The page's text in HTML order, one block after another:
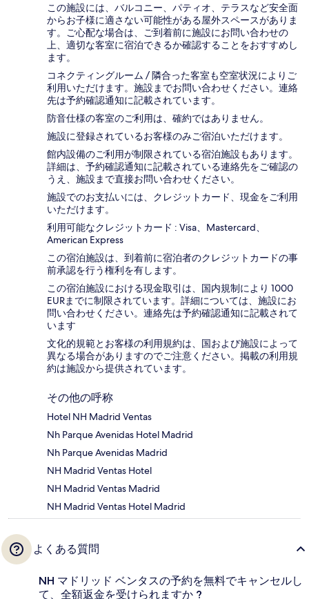
この施設には、バルコニー、パティオ、テラスなど安全面
からお子様に適さない可能性がある屋外スペースがありま
す。ご心配な場合は、ご到着前に施設にお問い合わせの
上、適切な客室に宿泊できるか確認することをおすすめし
ます。
コネクティングルーム / 隣合った客室も空室状況によりご
利用いただけます。施設までお問い合わせください。連絡
先は予約確認通知に記載されています。
防音仕様の客室のご利用は、確約ではありません。
施設に登録されているお客様のみご宿泊いただけます。
館内設備のご利用が制限されている宿泊施設もあります。
詳細は、予約確認通知に記載されている連絡先をご確認の
うえ、施設まで直接お問い合わせください。
施設でのお支払いには、クレジットカード、現金をご利用
いただけます。
利用可能なクレジットカード : Visa、Mastercard、
American Express
この宿泊施設は、到着前に宿泊者のクレジットカードの事
前承認を行う権利を有します。
この宿泊施設における現金取引は、国内規制により 1000
EURまでに制限されています。詳細については、施設にお
問い合わせください。連絡先は予約確認通知に記載されて
います
文化的規範とお客様の利用規約は、国および施設によって
異なる場合がありますのでご注意ください。掲載の利用規
約は施設から提供されています。
その他の呼称
Hotel NH Madrid Ventas
Nh Parque Avenidas Hotel Madrid
Nh Parque Avenidas Madrid
NH Madrid Ventas Hotel
NH Madrid Ventas Madrid
NH Madrid Ventas Hotel Madrid
よくある質問
NH マドリッド ベンタスの予約を無料でキャンセルし
て、全額返金を受けられますか ?